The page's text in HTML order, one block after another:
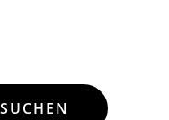
SUCHEN